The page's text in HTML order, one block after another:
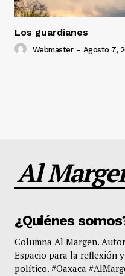
Los guardianes
Webmaster - Agosto 7,
Al
¿Quiénes
Columna Al Margen.
Espacio para la reflexión
político. #Oaxaca